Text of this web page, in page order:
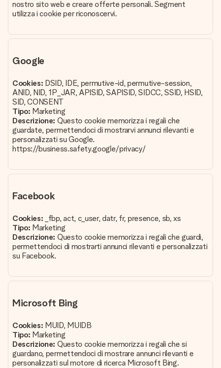
nostro sito web e creare offerte personali. Segment
utilizza i cookie per riconoscervi.
Google
Cookies: DSID, IDE, permutive-id, permutive-session,
ANID, NID, 1P_JAR, APISID, SAPISID, SIDCC, SSID, HSID,
SID, CONSENT
Tipo: Marketing
Descrizione: Questo cookie memorizza i regali che
guardate, permettendoci di mostrarvi annunci rilevanti e
personalizzati su Google.
https://business.safety.google/privacy/
Facebook
Cookies: _fbp, act, c_user, datr, fr, presence, sb, xs
Tipo: Marketing
Descrizione: Questo cookie memorizza i regali che guardi,
permettendoci di mostrarti annunci rilevanti e personalizzati
su Facebook.
Microsoft Bing
Cookies: MUID, MUIDB
Tipo: Marketing
Descrizione: Questo cookie memorizza i regali che si
guardano, permettendoci di mostrare annunci rilevanti e
personalizzati sul motore di ricerca Microsoft Bing.